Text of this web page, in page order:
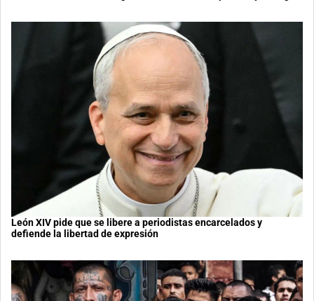
León XIV pide que se libere a periodistas encarcelados y
defiende la libertad de expresión